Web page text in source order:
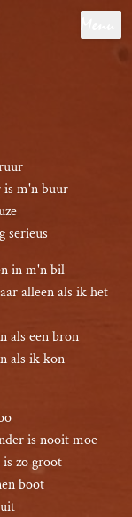
is m'n buur
serieus
in m'n bil
alleen als ik het
als een bron
als ik kon
is nooit moe
zo groot
boot